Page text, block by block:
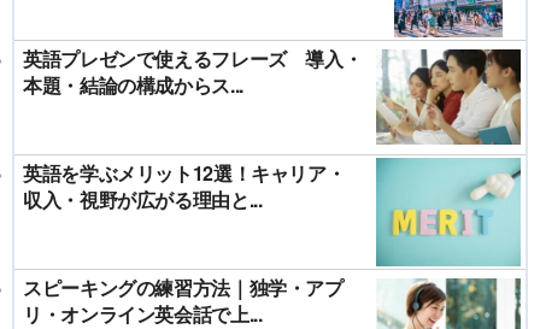
英語プレゼンで使えるフレーズ 導入・
本題・結論の構成からス...
英語を学ぶメリット12選！キャリア・
収入・視野が広がる理由と...
スピーキングの練習方法｜独学・アプ
リ・オンライン英会話で上...